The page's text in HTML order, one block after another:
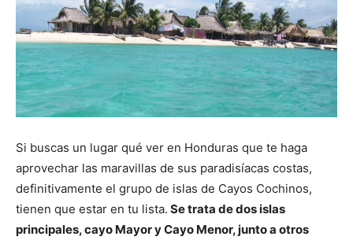
Si buscas un lugar qué ver en Honduras que te haga
aprovechar las maravillas de sus paradisíacas costas,
definitivamente el grupo de islas de Cayos Cochinos,
tienen que estar en tu lista. Se trata de dos islas
principales, cayo Mayor y Cayo Menor, junto a otros